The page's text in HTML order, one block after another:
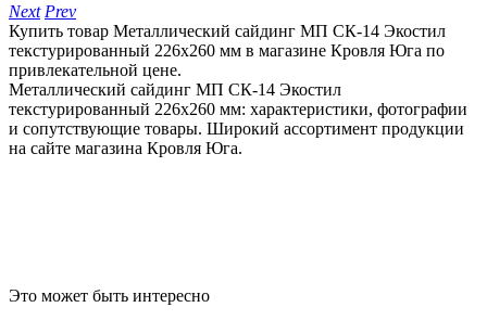
Next Prev
Купить товар Металлический сайдинг МП СК-14 Экостил
текстурированный 226x260 мм в магазине Кровля Юга по
привлекательной цене.
Металлический сайдинг МП СК-14 Экостил
текстурированный 226x260 мм: характеристики, фотографии
и сопутствующие товары. Широкий ассортимент продукции
на сайте магазина Кровля Юга.
Это может быть интересно